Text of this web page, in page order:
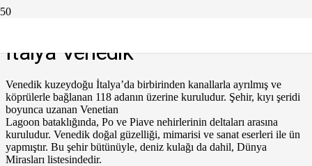
İtalya Venedik
Venedik kuzeydoğu İtalya’da birbirinden kanallarla ayrılmış ve
köprülerle bağlanan 118 adanın üzerine kuruludur. Şehir, kıyı şeridi
boyunca uzanan Venetian
Lagoon bataklığında, Po ve Piave nehirlerinin deltaları arasına
kuruludur. Venedik doğal güzelliği, mimarisi ve sanat eserleri ile ün
yapmıştır. Bu şehir bütünüyle, deniz kulağı da dahil, Dünya
Mirasları listesindedir.